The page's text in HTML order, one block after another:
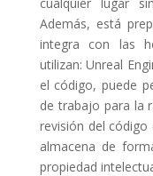
Además, está
integra con las
utilizan: Unreal
el código, puede
de trabajo para la
revisión del código
almacena de
propiedad